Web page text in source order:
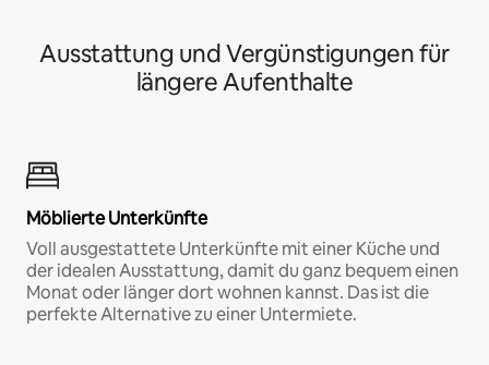
Ausstattung und Vergünstigungen für
längere Aufenthalte
Möblierte Unterkünfte
Voll ausgestattete Unterkünfte mit einer Küche und
der idealen Ausstattung, damit du ganz bequem einen
Monat oder länger dort wohnen kannst. Das ist die
perfekte Alternative zu einer Untermiete.